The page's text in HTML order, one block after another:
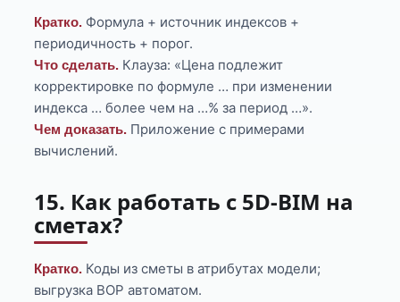
Кратко. Формула + источник индексов +
периодичность + порог.
Что сделать. Клауза: «Цена подлежит
корректировке по формуле … при изменении
индекса … более чем на …% за период …».
Чем доказать. Приложение с примерами
вычислений.
15. Как работать с 5D-BIM на
сметах?
Кратко. Коды из сметы в атрибутах модели;
выгрузка ВОР автоматом.